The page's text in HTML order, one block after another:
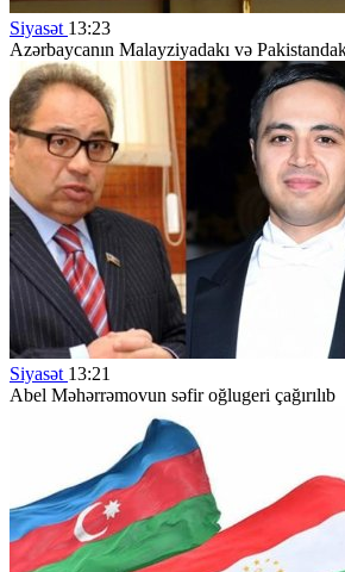
Siyasət 13:23
Azərbaycanın Malayziyadakı və
Siyasət 13:21
Abel Məhərrəmovun səfir oğlugeri çağırılıb